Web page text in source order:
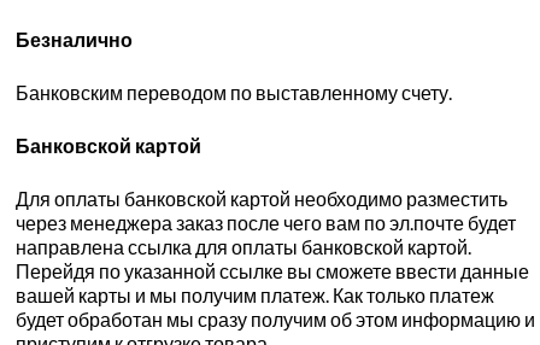
Безналично
Банковским переводом по выставленному счету.
Банковской картой
Для оплаты банковской картой необходимо разместить
через менеджера заказ после чего вам по эл.почте будет
направлена ссылка для оплаты банковской картой.
Перейдя по указанной ссылке вы сможете ввести данные
вашей карты и мы получим платеж. Как только платеж
будет обработан мы сразу получим об этом информацию и